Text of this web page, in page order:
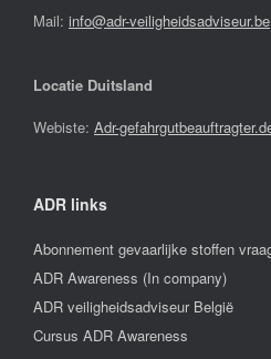
Mail: info@adr-veiligheidsadviseur.be
Locatie Duitsland
Webiste: Adr-
ADR links
Abonnement gevaarlijke stoffen
ADR Awareness (In company)
ADR veiligheidsadviseur België
Cursus ADR Awareness